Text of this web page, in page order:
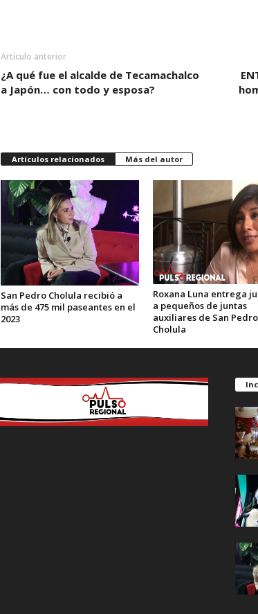
Artículo anterior
¿A qué fue el alcalde de Tecamachalco
a Japón… con todo y esposa?
Artículos relacionados Más del autor
San Pedro Cholula recibió a
más de 475 mil paseantes en el
2023
Roxana Luna entrega
a pequeños de juntas
auxiliares de San Pedro
Cholula